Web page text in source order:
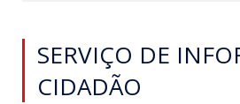
SERVIÇO DE
CIDADÃO